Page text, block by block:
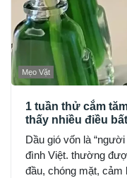
Mẹo Vặt
1 tuần thử cắm
thấy nhiều điều
Dầu gió vốn là
đình Việt. thường
đầu, chóng mặt, cảm